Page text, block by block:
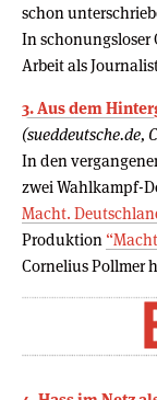
schon
In schonungsloser
Arbeit als
3. Aus dem
(sueddeutsche.de,
In den
zwei Wahlkampf-
Macht.
Produktion
Cornelius Pollmer